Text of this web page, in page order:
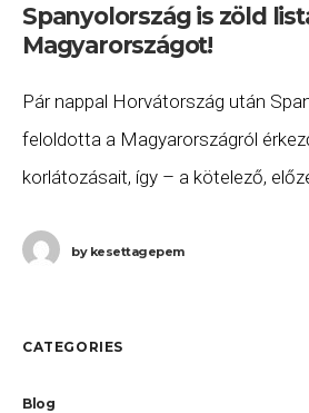
Spanyolország is zöld
Magyarországot!
Pár nappal Horvátország után
feloldotta a Magyarországról
korlátozásait, így – a kötelező,
utazhatunk Spanyolországba.
bykesettagepem
CATEGORIES
Blog